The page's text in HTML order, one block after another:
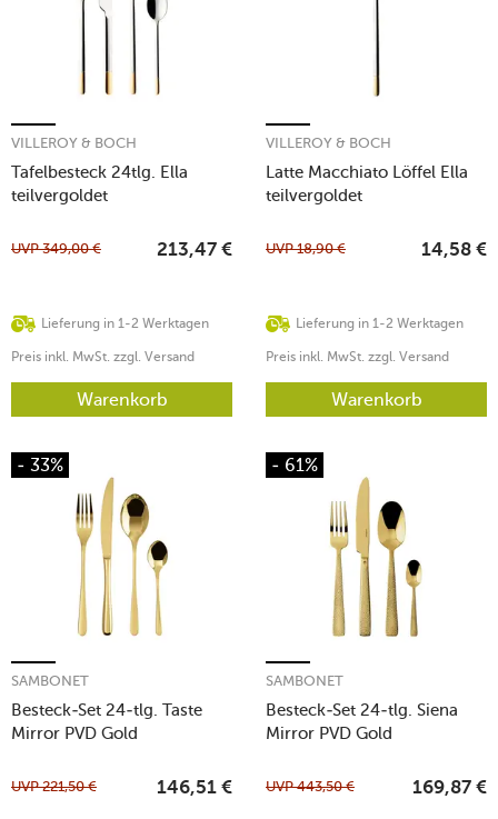
Tafelbesteck 24tlg. Ella
teilvergoldet
VILLEROY & BOCH
Lieferung in 1-2 Werktagen
UVP349,00 € 213,47 €
Preis inkl. MwSt. zzgl. Versand
Warenkorb
Latte Macchiato Löffel Ella
teilvergoldet
VILLEROY & BOCH
Lieferung in 1-2 Werktagen
UVP18,90 € 14,58 €
Preis inkl. MwSt. zzgl. Versand
Warenkorb
- 33%
Besteck-Set 24-tlg. Taste
Mirror PVD Gold
SAMBONET
UVP221,50 € 146,51 €
- 61%
Besteck-Set 24-tlg. Siena
Mirror PVD Gold
SAMBONET
UVP443,50 € 169,87 €